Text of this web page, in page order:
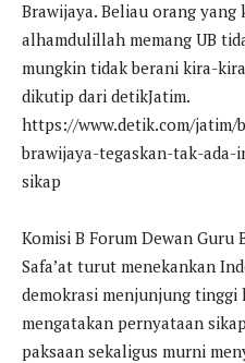
Brawijaya. Beliau orang
alhamdulillah memang UB
mungkin tidak berani kira-
dikutip dari detikJatim.
https://www.detik.com/jatim/
brawijaya-tegaskan-tak-
sikap
Komisi B Forum Dewan Guru
Safa’at turut menekankan
demokrasi menjunjung tinggi
mengatakan pernyataan
paksaan sekaligus murni